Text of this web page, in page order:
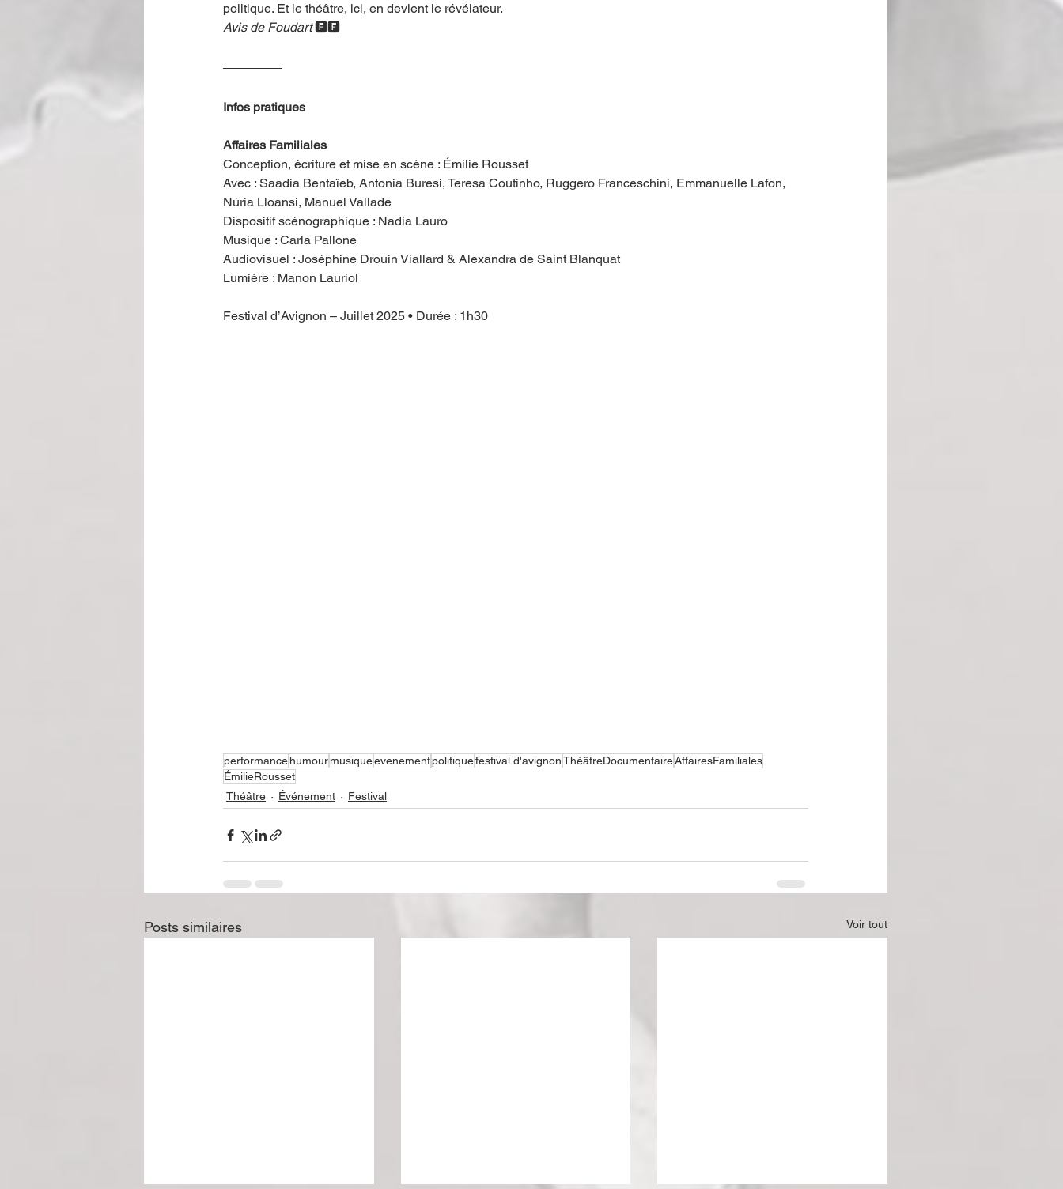
politique. Et le théâtre, ici, en devient le révélateur.
Avis de Foudart 🅵🅵
Infos pratiques
Affaires Familiales
Conception, écriture et mise en scène : Émilie Rousset
Avec : Saadia Bentaïeb, Antonia Buresi, Teresa Coutinho, Ruggero Franceschini, Emmanuelle Lafon,
Núria Lloansi, Manuel Vallade
Dispositif scénographique : Nadia Lauro
Musique : Carla Pallone
Audiovisuel : Joséphine Drouin Viallard & Alexandra de Saint Blanquat
Lumière : Manon Lauriol
Festival d’Avignon – Juillet 2025 • Durée : 1h30
performancehumourmusiqueevenementpolitiquefestival d'avignonThéâtreDocumentaireAffairesFamiliales
ÉmilieRousset
Théâtre
Événement Festival
Posts similaires Voir tout